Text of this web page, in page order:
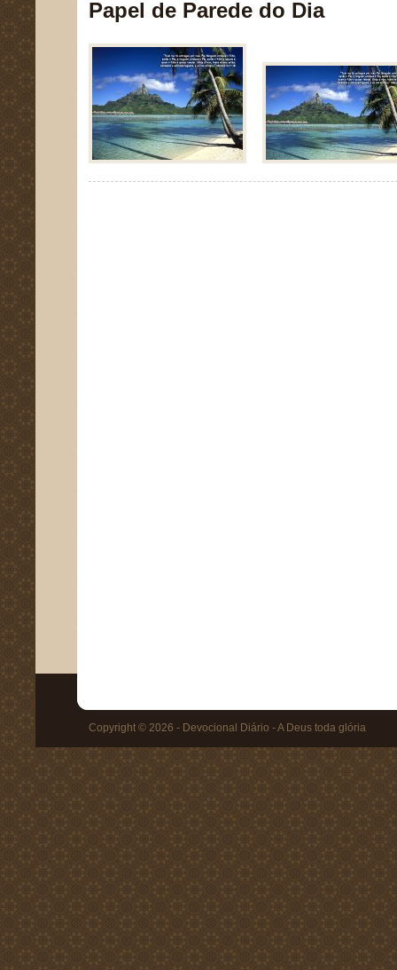
Papel de Parede do Dia
Copyright © 2026 - Devocional Diário - A Deus toda glória